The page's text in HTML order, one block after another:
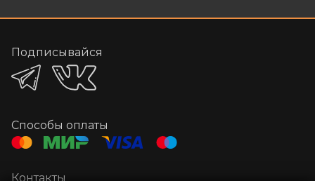
Подписывайся
Способы оплаты
Контакты